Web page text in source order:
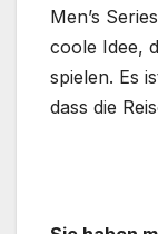
Men’s
coole Idee,
spielen. Es
dass die